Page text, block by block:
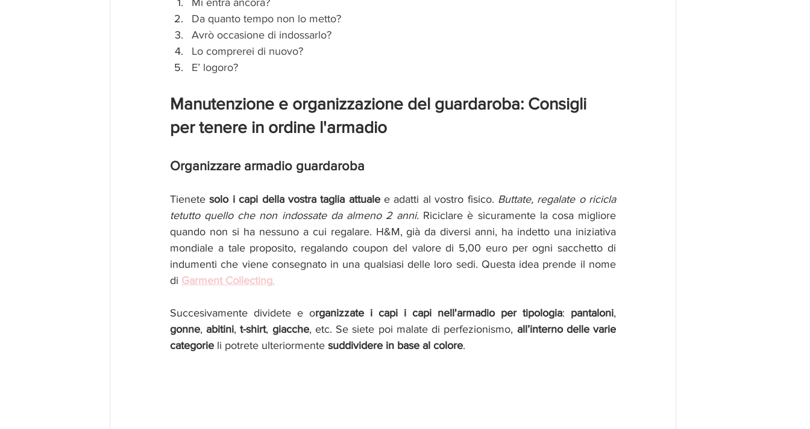
Mi entra ancora?
Da quanto tempo non lo metto?
Avrò occasione di indossarlo?
Lo comprerei di nuovo?
E’ logoro?
Manutenzione e organizzazione del guardaroba: Consigli
per tenere in ordine l'armadio
Organizzare armadio guardaroba
Tienete solo i capi della vostra taglia attuale e adatti al vostro fisico. Buttate, regalate o ricicla
tetutto quello che non indossate da almeno 2 anni. Riciclare è sicuramente la cosa migliore
quando non si ha nessuno a cui regalare. H&M, già da diversi anni, ha indetto una iniziativa
mondiale a tale proposito, regalando coupon del valore di 5,00 euro per ogni sacchetto di
indumenti che viene consegnato in una qualsiasi delle loro sedi. Questa idea prende il nome
di Garment Collecting.
Succesivamente dividete e organizzate i capi i capi nell'armadio per tipologia: pantaloni
gonne, abitini, t-shirt, giacche, etc. Se siete poi malate di perfezionismo, all’interno delle varie
categorie li potrete ulteriormente suddividere in base al colore.